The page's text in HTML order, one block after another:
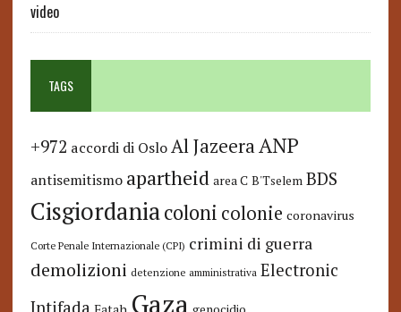
video
TAGS
+972 accordi di Oslo Al JazeeraANP
antisemitismo apartheid area C B'Tselem BDS
Cisgiordaniacoloni colonie coronavirus
Corte Penale Internazionale (CPI) crimini di guerra
demolizioni detenzione amministrativa Electronic
Intifada
Gaza